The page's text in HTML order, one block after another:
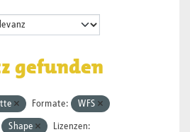
gefunden
Formate: WFS
Shape
Lizenzen: